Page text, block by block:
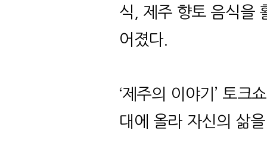
식
제주 향토 음식을
어졌다.
‘제주의 이야기 ’ 토크
대에 올라 자신의 삶